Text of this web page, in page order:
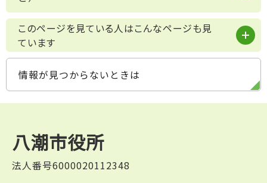
このページを見ている人はこんなページも見
ています
情報が見つからないときは
八潮市役所
法人番号6000020112348